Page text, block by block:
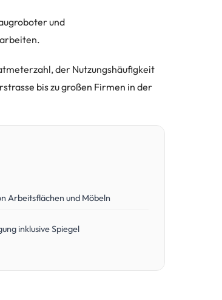
und
der Nutzungshäufigkeit
bis zu großen Firmen in der
Arbeitsflächen und Möbeln
inklusive Spiegel